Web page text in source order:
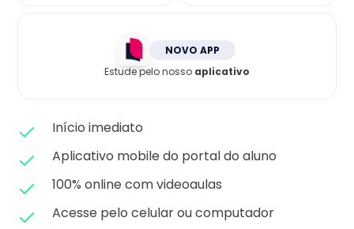
NOVO APP
Estude pelo nosso aplicativo
Início imediato
Aplicativo mobile do portal do aluno
100% online com videoaulas
Acesse pelo celular ou computador